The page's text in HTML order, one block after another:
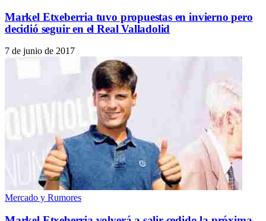
Markel Etxeberria tuvo propuestas en invierno pero
decidió seguir en el Real Valladolid
7 de junio de 2017
Mercado y Rumores